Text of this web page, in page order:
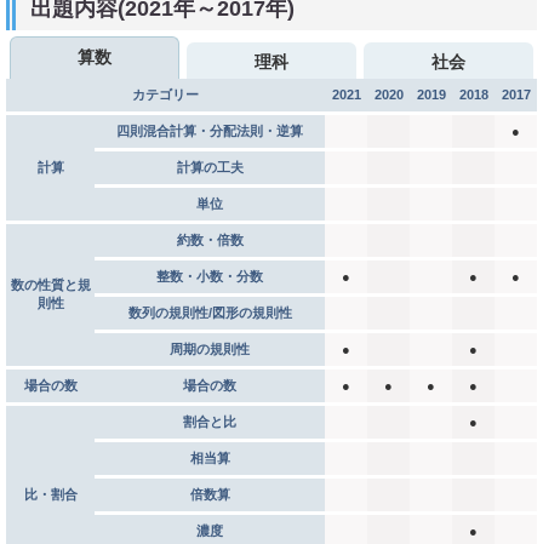
出題内容(2021年～2017年)
算数 理科 社会
カテゴリー 2021 2020 2019 2018 2017
計算
四則混合計算・分配法則・逆算 ●
計算の工夫
単位
数の性質と規
則性
約数・倍数
整数・小数・分数 ● ● ●
数列の規則性/図形の規則性
周期の規則性 ● ●
場合の数 場合の数 ● ● ● ●
比・割合
割合と比 ●
相当算
倍数算
濃度 ●